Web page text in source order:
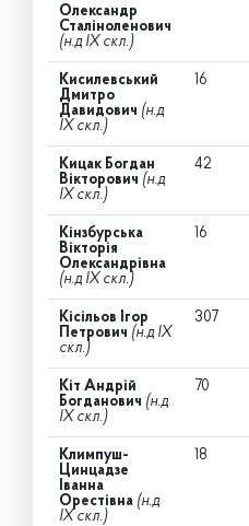
Олександр
Сталіноленович
(н.д IX скл.)
Кисилевський
Дмитро
Давидович (н.д
IX скл.)
16
Кицак Богдан
Вікторович (н.д
IX скл.)
42
Кінзбурська
Вікторія
Олександрівна
(н.д IX скл.)
16
Кісільов Ігор
Петрович (н.д IX
скл.)
307
Кіт Андрій
Богданович (н.д
IX скл.)
70
Климпуш-
Цинцадзе
Іванна
Орестівна (н.д
IX скл.)
18